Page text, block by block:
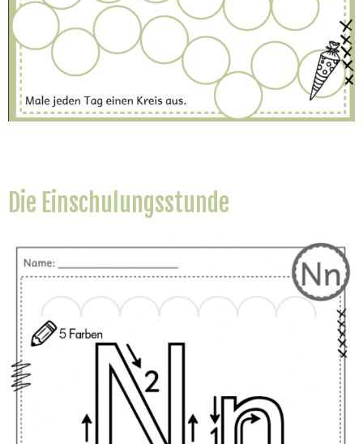
Die Einschulungsstunde